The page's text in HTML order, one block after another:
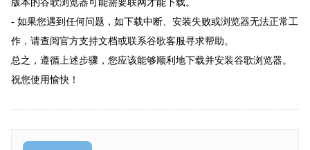
版本的谷歌浏览器可能需要联网才能下载。
- 如果您遇到任何问题，如下载中断、安装失败或浏览器无法正常工
作，请查阅官方支持文档或联系谷歌客服寻求帮助。
总之，遵循上述步骤，您应该能够顺利地下载并安装谷歌浏览器。
祝您使用愉快！